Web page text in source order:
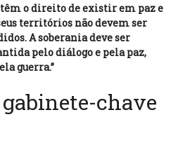
têm o direito de existir em paz e
territórios não devem ser
A soberania deve ser
pelo diálogo e pela paz,
guerra.”
chave